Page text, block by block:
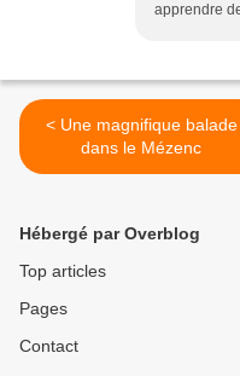
apprendre
< Une magnifique balade
dans le Mézenc
Hébergé par Overblog
Top articles
Pages
Contact